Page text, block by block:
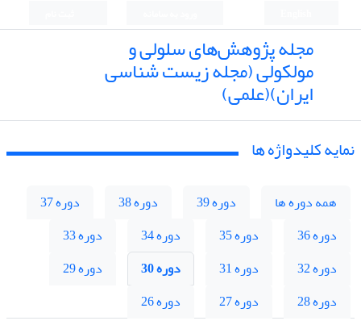
مجله پژوهش‌های سلولی و
مولکولی (مجله زیست شناسی
ایران)(علمی)
نمایه کلیدواژه ها
همه دوره ها دوره 39 دوره 38
دوره 37
دوره 36
دوره 35 دوره 34
دوره 33
دوره 32
دوره 31 دوره 30
دوره 29
دوره 28
دوره 27 دوره 26